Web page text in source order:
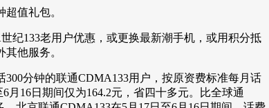
值礼包。
133老用户优惠，或更换最新潮手机，或用积分抵
他服务。
分钟的联通CDMA133用户，按原资费标准每月话
6月16日期间仅为164.2元，省四十多元。比全球通